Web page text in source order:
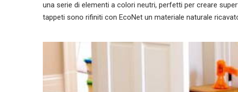
una serie di elementi a colori neutri, perfetti per creare
tappeti sono rifiniti con EcoNet un materiale naturale